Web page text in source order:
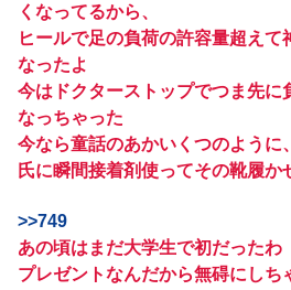
くなってるから、
ヒールで足の負荷の許容量超えて
なったよ
今はドクターストップでつま先に
なっちゃった
今なら童話のあかいくつのように
氏に瞬間接着剤使ってその靴履か
>>749
あの頃はまだ大学生で初だったわ
プレゼントなんだから無碍にしち